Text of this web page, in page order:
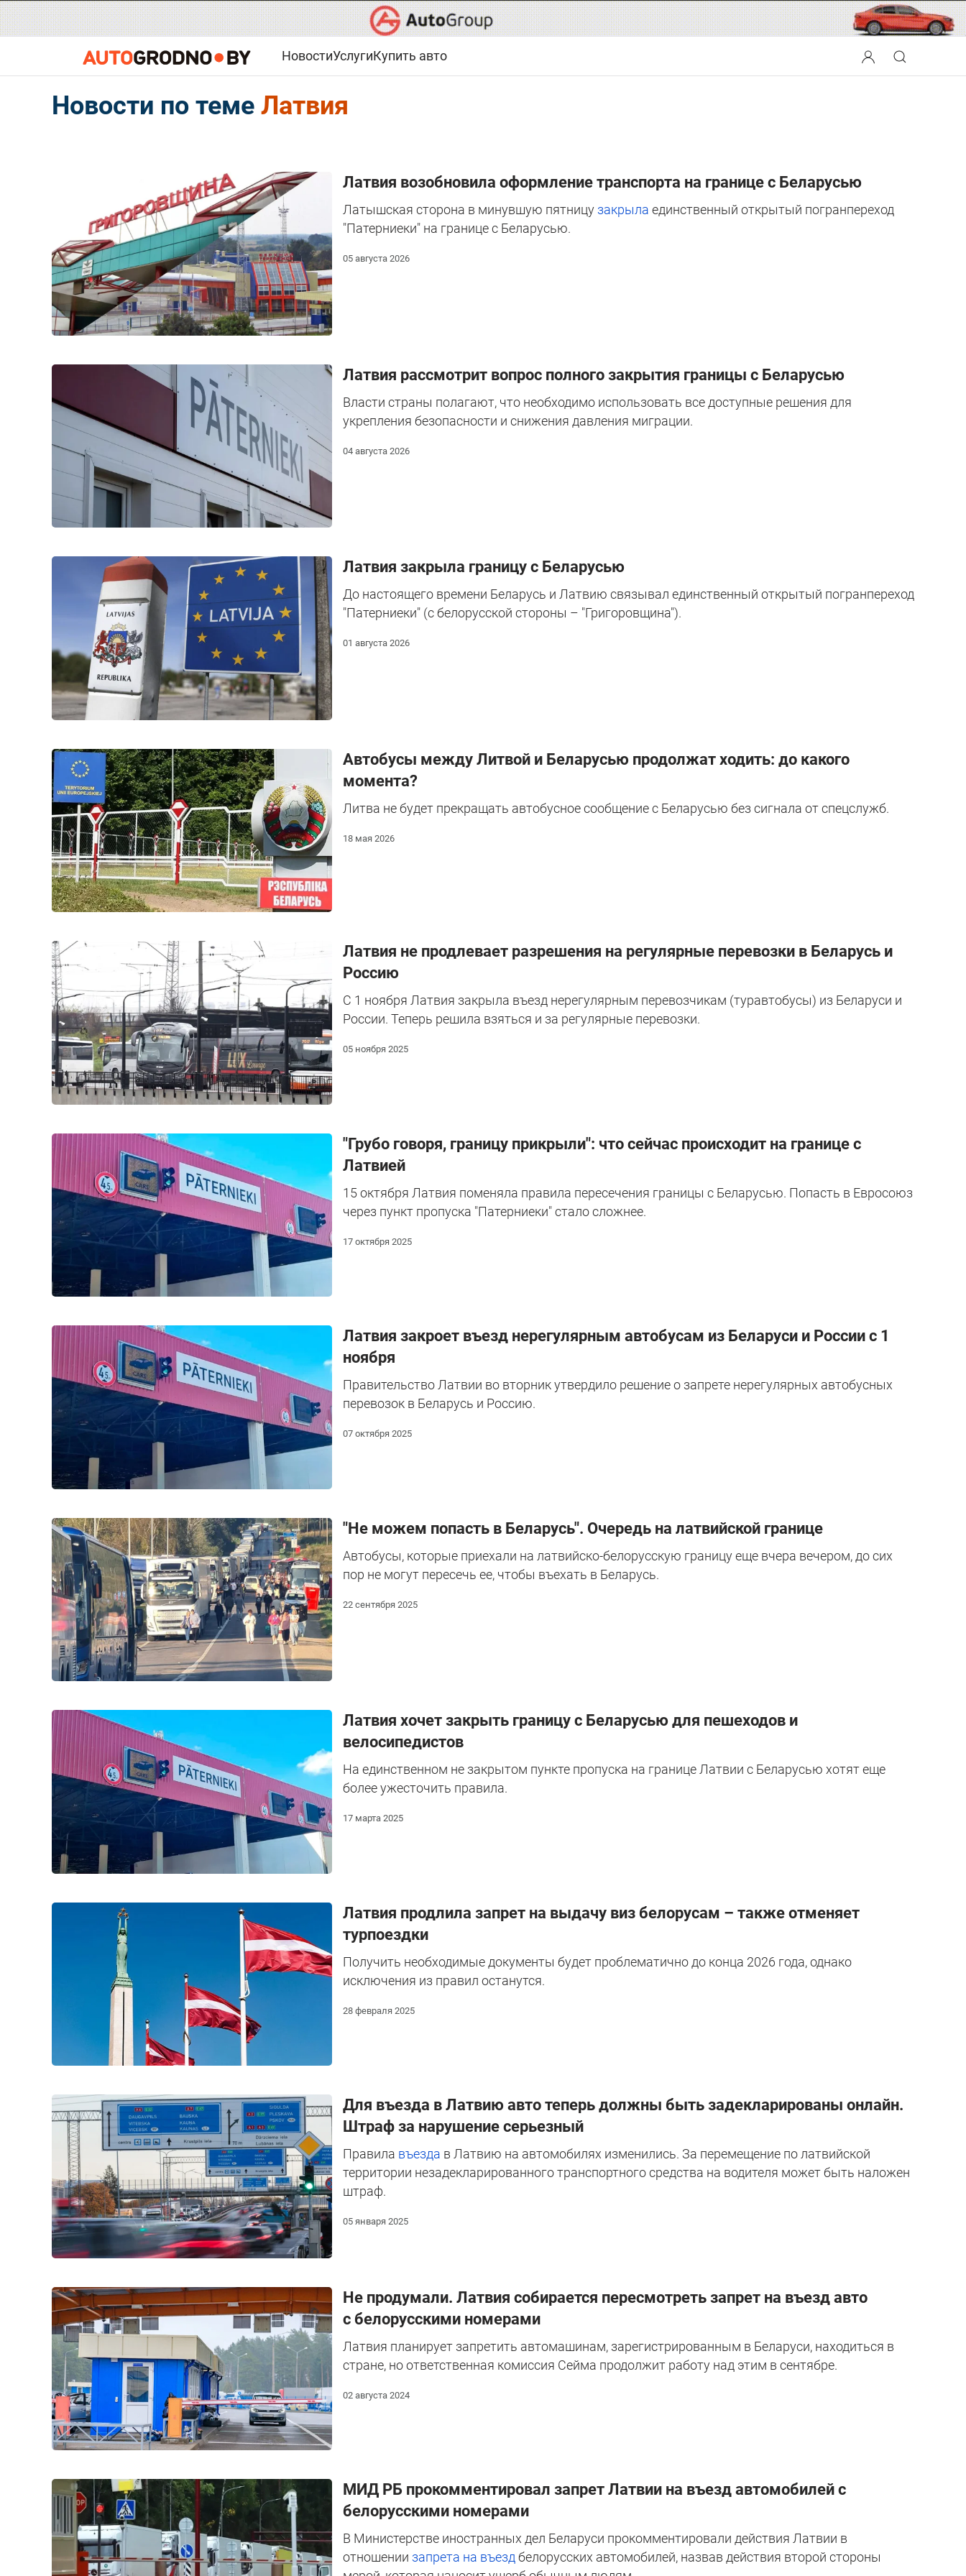
НовостиУслугиКупить авто
Новости по теме Латвия
Латвия возобновила оформление транспорта на границе с Беларусью
Латышская сторона в минувшую пятницу закрыла единственный открытый погранпереход
"Патерниеки" на границе с Беларусью.
05 августа 2026
Латвия рассмотрит вопрос полного закрытия границы с Беларусью
Власти страны полагают, что необходимо использовать все доступные решения для
укрепления безопасности и снижения давления миграции.
04 августа 2026
Латвия закрыла границу с Беларусью
До настоящего времени Беларусь и Латвию связывал единственный открытый погранпереход
"Патерниеки" (с белорусской стороны – "Григоровщина").
01 августа 2026
Автобусы между Литвой и Беларусью продолжат ходить: до какого
момента?
Литва не будет прекращать автобусное сообщение с Беларусью без сигнала от спецслужб.
18 мая 2026
Латвия не продлевает разрешения на регулярные перевозки в Беларусь и
Россию
С 1 ноября Латвия закрыла въезд нерегулярным перевозчикам (туравтобусы) из Беларуси и
России. Теперь решила взяться и за регулярные перевозки.
05 ноября 2025
"Грубо говоря, границу прикрыли": что сейчас происходит на границе с
Латвией
15 октября Латвия поменяла правила пересечения границы с Беларусью. Попасть в Евросоюз
через пункт пропуска "Патерниеки" стало сложнее.
17 октября 2025
Латвия закроет въезд нерегулярным автобусам из Беларуси и России с 1
ноября
Правительство Латвии во вторник утвердило решение о запрете нерегулярных автобусных
перевозок в Беларусь и Россию.
07 октября 2025
"Не можем попасть в Беларусь". Очередь на латвийской границе
Автобусы, которые приехали на латвийско-белорусскую границу еще вчера вечером, до сих
пор не могут пересечь ее, чтобы въехать в Беларусь.
22 сентября 2025
Латвия хочет закрыть границу с Беларусью для пешеходов и
велосипедистов
На единственном не закрытом пункте пропуска на границе Латвии с Беларусью хотят еще
более ужесточить правила.
17 марта 2025
Латвия продлила запрет на выдачу виз белорусам – также отменяет
турпоездки
Получить необходимые документы будет проблематично до конца 2026 года, однако
исключения из правил останутся.
28 февраля 2025
Для въезда в Латвию авто теперь должны быть задекларированы онлайн.
Штраф за нарушение серьезный
Правила въезда в Латвию на автомобилях изменились. За перемещение по латвийской
территории незадекларированного транспортного средства на водителя может быть наложен
штраф.
05 января 2025
Не продумали. Латвия собирается пересмотреть запрет на въезд авто
с белорусскими номерами
Латвия планирует запретить автомашинам, зарегистрированным в Беларуси, находиться в
стране, но ответственная комиссия Сейма продолжит работу над этим в сентябре.
02 августа 2024
МИД РБ прокомментировал запрет Латвии на въезд автомобилей с
белорусскими номерами
В Министерстве иностранных дел Беларуси прокомментировали действия Латвии в
отношении запрета на въездбелорусских автомобилей, назвав действия второй стороны